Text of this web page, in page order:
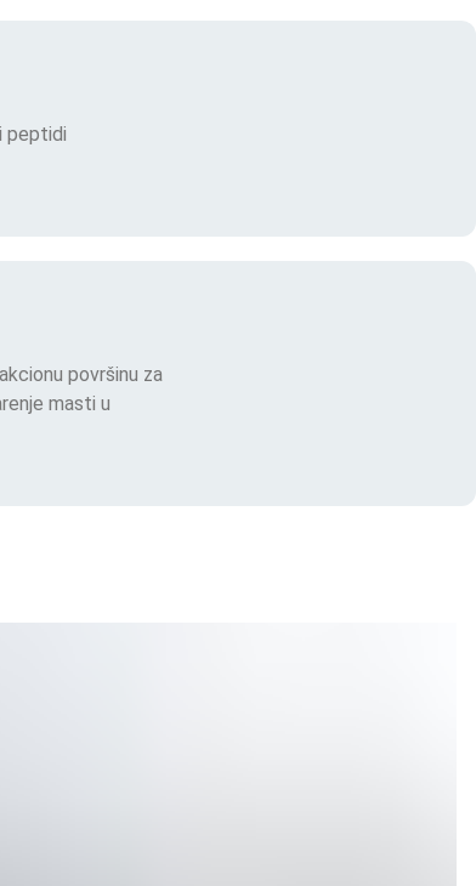
peptidi
površinu za
masti u